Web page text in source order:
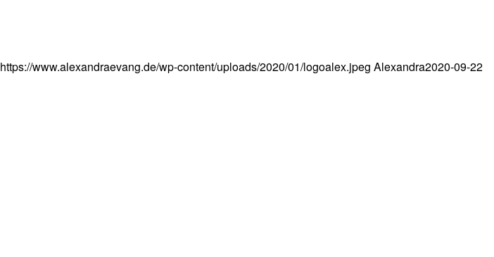
https://www.alexandraevang.de/wp-content/uploads/2020/01/logoalex.jpeg Alexandra2020-09-22